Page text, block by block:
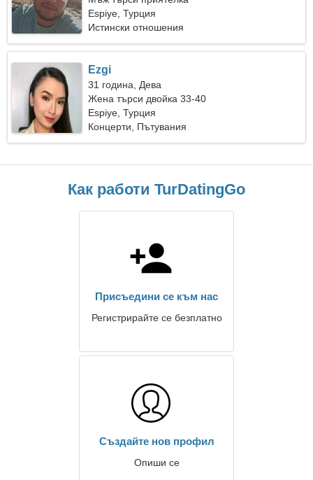
Espiye, Турция
Истински отношения
Ezgi
31 година, Дева
Жена търси двойка 33-40
Espiye, Турция
Концерти, Пътувания
Как работи TurDatingGo
Присъедини се към нас
Регистрирайте се безплатно
Създайте нов профил
Опиши се